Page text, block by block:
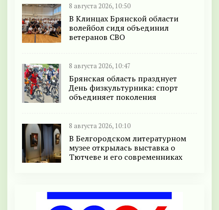
8 августа 2026, 10:50
В Клинцах Брянской области
волейбол сидя объединил
ветеранов СВО
8 августа 2026, 10:47
Брянская область празднует
День физкультурника: спорт
объединяет поколения
8 августа 2026, 10:10
В Белгородском литературном
музее открылась выставка о
Тютчеве и его современниках